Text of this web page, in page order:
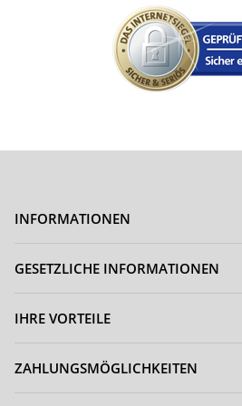
INFORMATIONEN
GESETZLICHE INFORMATIONEN
IHRE VORTEILE
ZAHLUNGSMÖGLICHKEITEN